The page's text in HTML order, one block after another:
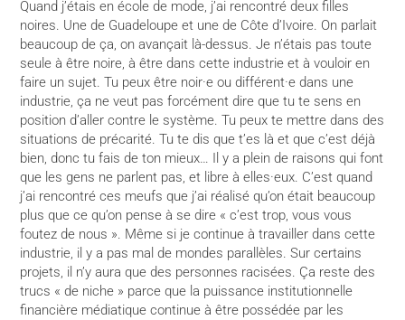
Quand j’étais en école de mode, j’ai rencontré deux filles
noires. Une de Guadeloupe et une de Côte d’Ivoire. On parlait
beaucoup de ça, on avançait là-dessus. Je n’étais pas toute
seule à être noire, à être dans cette industrie et à vouloir en
faire un sujet. Tu peux être noir·e ou différent·e dans une
industrie, ça ne veut pas forcément dire que tu te sens en
position d’aller contre le système. Tu peux te mettre dans des
situations de précarité. Tu te dis que t’es là et que c’est déjà
bien, donc tu fais de ton mieux… Il y a plein de raisons qui font
que les gens ne parlent pas, et libre à elles·eux. C’est quand
j’ai rencontré ces meufs que j’ai réalisé qu’on était beaucoup
plus que ce qu’on pense à se dire « c’est trop, vous vous
foutez de nous ». Même si je continue à travailler dans cette
industrie, il y a pas mal de mondes parallèles. Sur certains
projets, il n’y aura que des personnes racisées. Ça reste des
trucs « de niche » parce que la puissance institutionnelle
financière médiatique continue à être possédée par les